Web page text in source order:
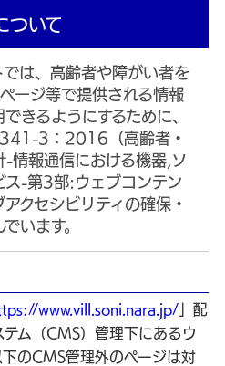
ついて
は、高齢者や障がい者を
ージ等で提供される情報
きるようにするために、
3：2016（高齢者・
-情報通信における機器,ソ
ス-第3部:ウェブコンテン
クセシビリティの確保・
います。
www.vill.soni.nara.jp/ 」配
ム（CMS）管理下にあるウ
下のCMS管理外のページは対